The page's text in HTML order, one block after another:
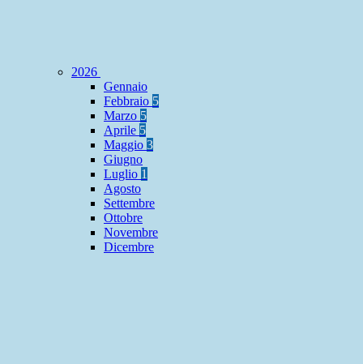
2026
Gennaio
Febbraio 5
Marzo 5
Aprile 5
Maggio 3
Giugno
Luglio 1
Agosto
Settembre
Ottobre
Novembre
Dicembre